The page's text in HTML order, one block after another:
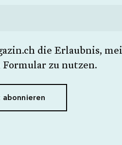
dahinter eine
Augustinus hat
«Ich bin ge­
Senden
beim bref Magazin an!
die
aus diesem
die Erlaubnis,
Formular zu nutzen.